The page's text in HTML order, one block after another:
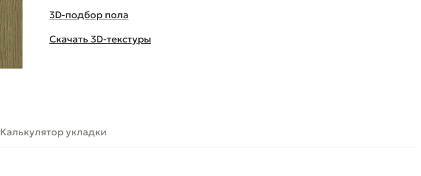
3D-подбор пола
Скачать 3D-текстуры
Калькулятор укладки